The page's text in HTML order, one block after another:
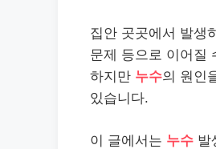
집안 곳곳에서 발생
문제 등으로 이어질
하지만 누수의 원인
있습니다.
이 글에서는 누수 발